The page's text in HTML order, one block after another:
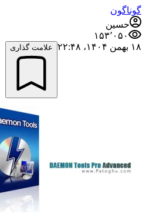
گوناگون
حسین
۱۵۳٬۰۵۰
۱۸ بهمن ۱۴۰۴،‏ ۲۲:۴۸
علامت گذاری